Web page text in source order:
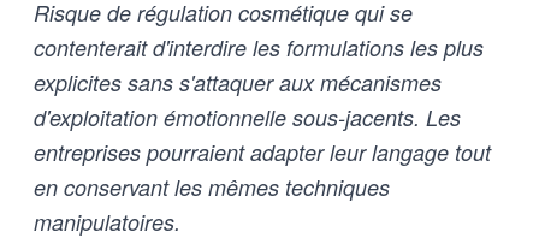
Risque de régulation cosmétique qui se
contenterait d'interdire les formulations les plus
explicites sans s'attaquer aux mécanismes
d'exploitation émotionnelle sous-jacents. Les
entreprises pourraient adapter leur langage tout
en conservant les mêmes techniques
manipulatoires.